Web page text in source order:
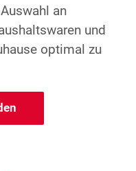
an
und
optimal zu